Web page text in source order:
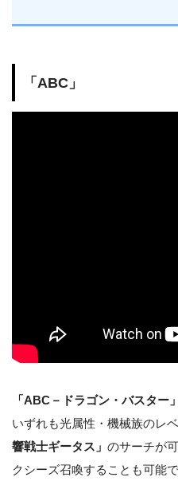
「ABC」
「ABC－ドラゴン・バスター」
いずれも光属性・機械族のレ
響戦士ギータス」 のサーチが
クシーズ召喚することも可能で